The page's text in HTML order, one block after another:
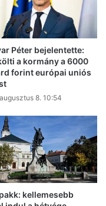
Péter bejelentette:
a kormány a 6000
forint európai uniós
8. 10:54
kellemesebb